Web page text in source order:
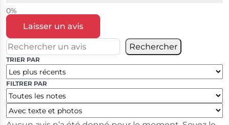
Laisser un avis
Rechercher
TRIER PAR
FILTRER PAR